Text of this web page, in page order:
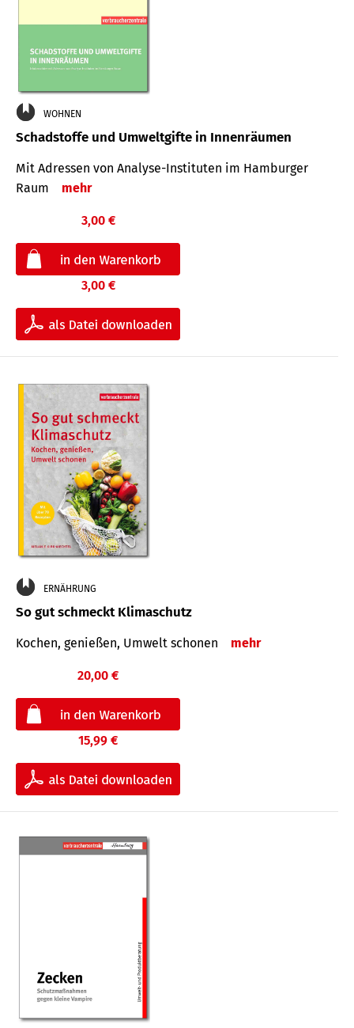
WOHNEN
Schadstoffe und Umweltgifte in Innenräumen
Mit Adressen von Analyse-Insti­tuten im Hamburger
Raum
mehr
3,00 €
3,00 €
ERNÄHRUNG
So gut schmeckt Klimaschutz
Kochen, genießen, Umwelt schonen mehr
20,00 €
15,99 €